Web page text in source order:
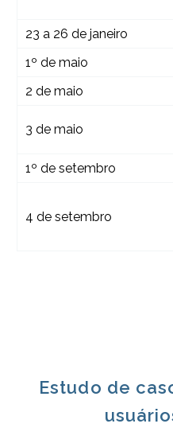
23 a 26 de janeiro
1º de maio
2 de maio
3 de maio
1º de setembro
4 de setembro
Estudo de